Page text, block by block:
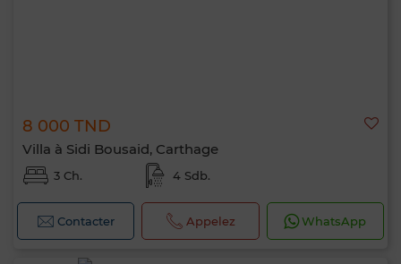
8 000 TND
Villa à Sidi Bousaid, Carthage
3 Ch. 4 Sdb.
Contacter Appelez WhatsApp